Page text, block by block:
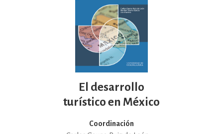
El desarrollo
turístico en México
Coordinación